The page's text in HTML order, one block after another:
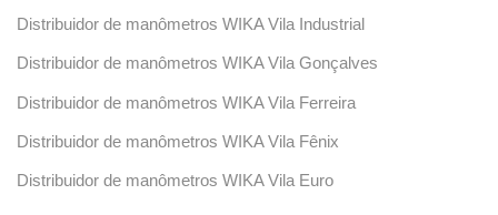
Distribuidor de manômetros WIKA Vila Industrial
Distribuidor de manômetros WIKA Vila Gonçalves
Distribuidor de manômetros WIKA Vila Ferreira
Distribuidor de manômetros WIKA Vila Fênix
Distribuidor de manômetros WIKA Vila Euro